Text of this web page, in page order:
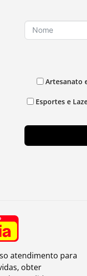
Artesanato
Esportes e
atendimento para
obter